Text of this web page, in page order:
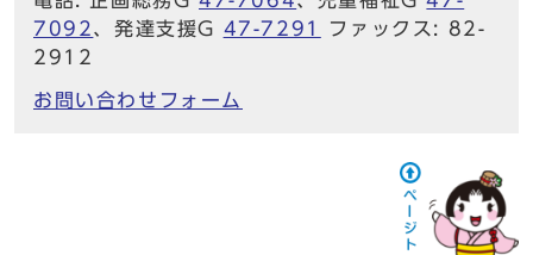
7092、発達支援G 47-7291
ファックス: 82-
2912
お問い合わせフォーム